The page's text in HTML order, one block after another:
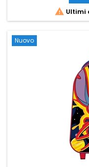
 Ultimi
Nuovo